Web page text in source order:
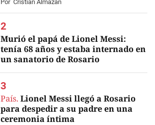
Por Cristian Almazán
Murió el papá de Lionel Messi:
tenía 68 años y estaba internado en
un sanatorio de Rosario
País. Lionel Messi llegó a Rosario
para despedir a su padre en una
ceremonia íntima